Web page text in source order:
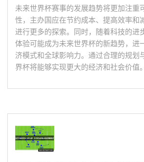
未来世界杯赛事的发展趋势将更加注重
性，主办国应在节约成本、提高效率和
进行更多的探索。同时，随着科技的进
体验可能成为未来世界杯的新趋势，进
济模式和全球影响力。通过合理的规划
界杯将能够实现更大的经济和社会价值。